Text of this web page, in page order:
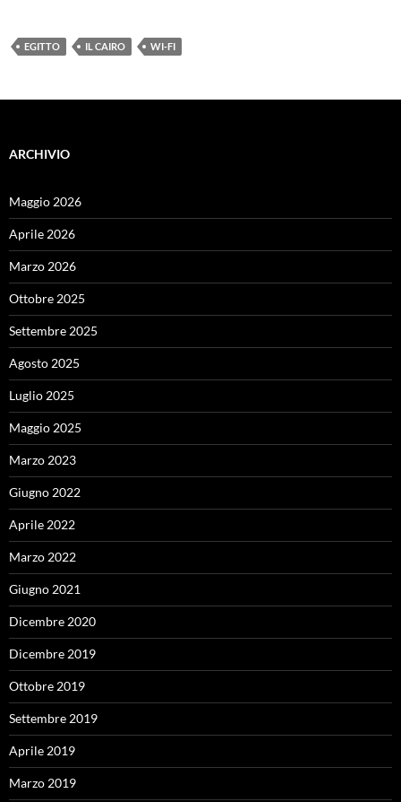
EGITTO IL CAIRO WI-FI
ARCHIVIO
Maggio 2026
Aprile 2026
Marzo 2026
Ottobre 2025
Settembre 2025
Agosto 2025
Luglio 2025
Maggio 2025
Marzo 2023
Giugno 2022
Aprile 2022
Marzo 2022
Giugno 2021
Dicembre 2020
Dicembre 2019
Ottobre 2019
Settembre 2019
Aprile 2019
Marzo 2019